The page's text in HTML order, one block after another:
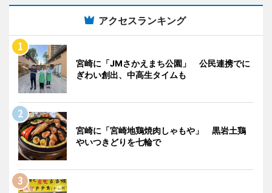
アクセスランキング
宮崎に「JMさかえまち公園」 公民連携でに
ぎわい創出、中高生タイムも
宮崎に「宮崎地鶏焼肉しゃもや」 黒岩土鶏
やいつきどりを七輪で